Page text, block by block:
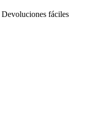
Devoluciones fáciles